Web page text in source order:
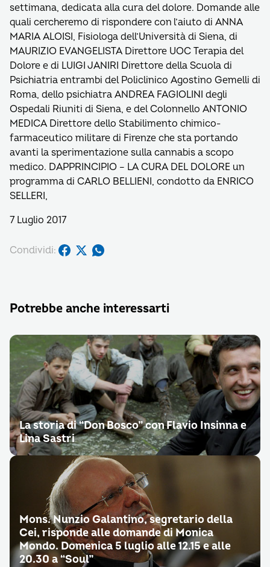
settimana, dedicata alla cura del dolore. Domande alle
quali cercheremo di rispondere con l’aiuto di ANNA
MARIA ALOISI, Fisiologa dell’Università di Siena, di
MAURIZIO EVANGELISTA Direttore UOC Terapia del
Dolore e di LUIGI JANIRI Direttore della Scuola di
Psichiatria entrambi del Policlinico Agostino Gemelli di
Roma, dello psichiatra ANDREA FAGIOLINI degli
Ospedali Riuniti di Siena, e del Colonnello ANTONIO
MEDICA Direttore dello Stabilimento chimico-
farmaceutico militare di Firenze che sta portando
avanti la sperimentazione sulla cannabis a scopo
medico. DAPPRINCIPIO – LA CURA DEL DOLORE un
programma di CARLO BELLIENI, condotto da ENRICO
SELLERI,
7 Luglio 2017
Condividi:
Potrebbe anche interessarti
La storia di “Don Bosco” con Flavio Insinna e
Lina Sastri
Mons. Nunzio Galantino, segretario della
Cei, risponde alle domande di Monica
Mondo. Domenica 5 luglio alle 12.15 e alle
20.30 a “Soul”